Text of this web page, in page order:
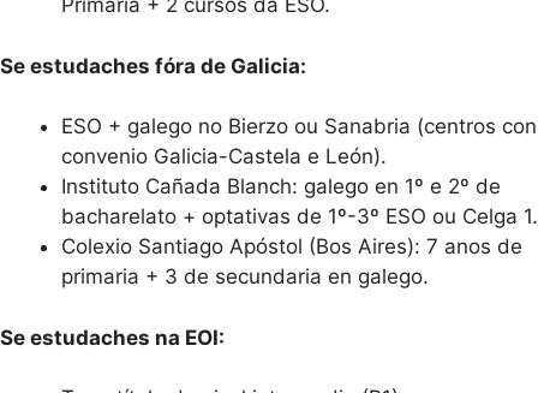
Primaria + 2 cursos da ESO.
Se estudaches fóra de Galicia:
ESO + galego no Bierzo ou Sanabria (centros con
convenio Galicia-Castela e León).
Instituto Cañada Blanch: galego en 1º e 2º de
bacharelato + optativas de 1º-3º ESO ou Celga 1.
Colexio Santiago Apóstol (Bos Aires): 7 anos de
primaria + 3 de secundaria en galego.
Se estudaches na EOI: